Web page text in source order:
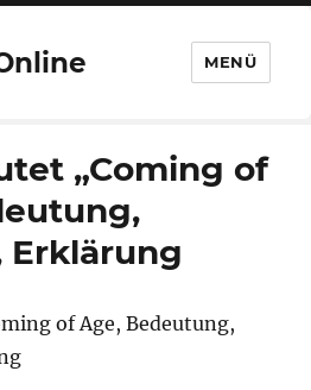
MENÜ
„Coming of